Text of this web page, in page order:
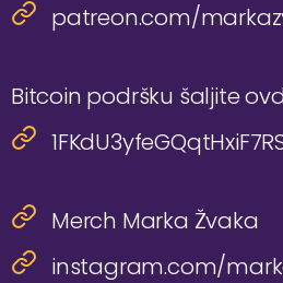
patreon.com/
Bitcoin podršku šaljite
Merch Marka Žvaka
instagram.com/